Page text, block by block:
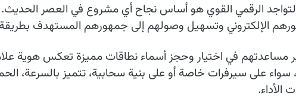
الرقمي القوي هو أساس نجاح أي مشروع في العصر
الإلكتروني وتسهيل وصولهم إلى جمهورهم المستهدف بطريقة
مساعدتهم في اختيار وحجز أسماء نطاقات مميزة تعكس هوية
على سيرفرات خاصة أو على بنية سحابية، تتميز بالسرعة،
الأداء.